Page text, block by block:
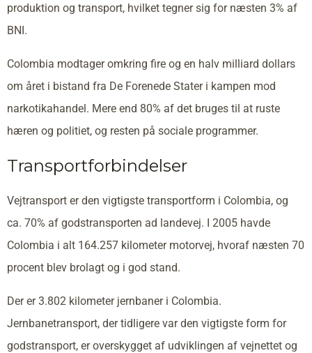
produktion og transport, hvilket tegner sig for næsten 3% af
BNI.
Colombia modtager omkring fire og en halv milliard dollars
om året i bistand fra De Forenede Stater i kampen mod
narkotikahandel. Mere end 80% af det bruges til at ruste
hæren og politiet, og resten på sociale programmer.
Transportforbindelser
Vejtransport er den vigtigste transportform i Colombia, og
ca. 70% af godstransporten ad landevej. I 2005 havde
Colombia i alt 164.257 kilometer motorvej, hvoraf næsten 70
procent blev brolagt og i god stand.
Der er 3.802 kilometer jernbaner i Colombia.
Jernbanetransport, der tidligere var den vigtigste form for
godstransport, er overskygget af udviklingen af vejnettet og